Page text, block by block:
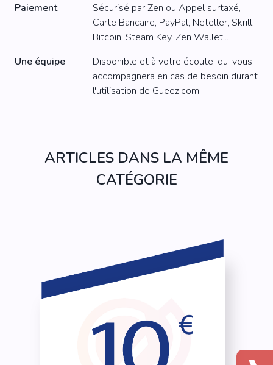
Paiement
Sécurisé par Zen ou Appel surtaxé,
Carte Bancaire, PayPal, Neteller, Skrill,
Bitcoin, Steam Key, Zen Wallet...
Une équipe
Disponible et à votre écoute, qui vous
accompagnera en cas de besoin durant
l'utilisation de Gueez.com
ARTICLES DANS LA MÊME
CATÉGORIE